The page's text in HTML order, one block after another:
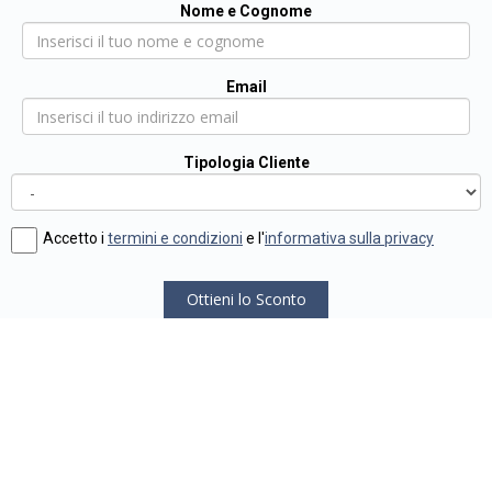
Nome e Cognome
Email
Tipologia Cliente
Accetto i termini e condizioni e l'informativa sulla privacy
Ottieni lo Sconto